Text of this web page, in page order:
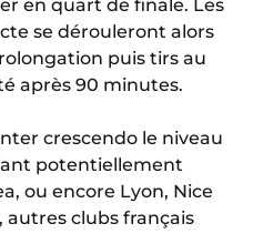
en quart de finale. Les
se dérouleront alors
puis tirs au
après 90 minutes.
crescendo le niveau
potentiellement
ou encore Lyon, Nice
autres clubs français